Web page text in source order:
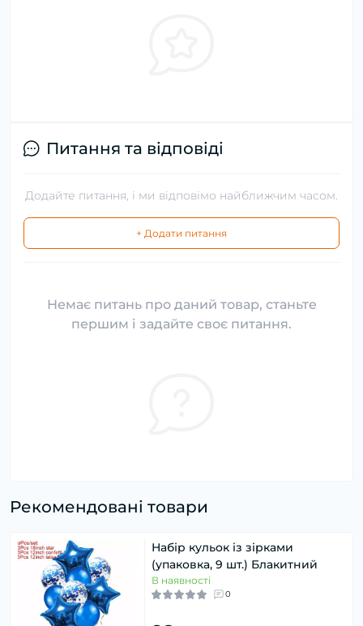
Питання та відповіді
Додайте питання, і ми відповімо найближчим часом.
+ Додати питання
Немає питань про даний товар, станьте
першим і задайте своє питання.
Рекомендовані товари
Набір кульок із зірками
(упаковка, 9 шт.) Блакитний
В наявності
0